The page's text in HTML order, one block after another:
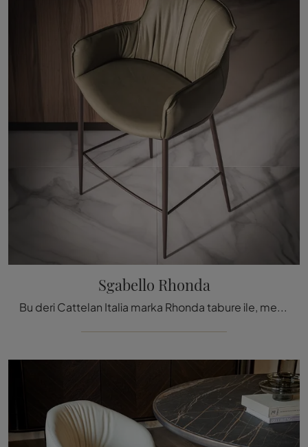
Sgabello Rhonda
Bu deri Cattelan Italia marka Rhonda tabure ile, mekanlarınızı değerlendirebilirsiniz.